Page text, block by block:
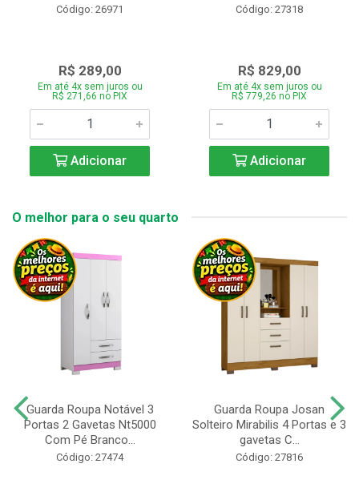
Código: 26971
R$ 289,00
Em até 4x sem juros ou
R$ 271,66 no PIX
Adicionar
Código: 27318
R$ 829,00
Em até 4x sem juros ou
R$ 779,26 no PIX
Adicionar
O melhor para o seu quarto
Guarda Roupa Notável 3
Portas 2 Gavetas Nt5000
Com Pé Branco...
Código: 27474
Guarda Roupa Josan
Solteiro Mirabilis 4 Portas e 3
gavetas C...
Código: 27816